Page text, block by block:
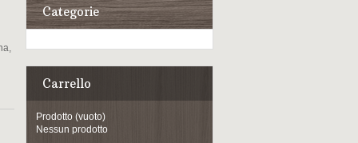
Categorie
Carrello
Prodotto (vuoto)
Nessun prodotto